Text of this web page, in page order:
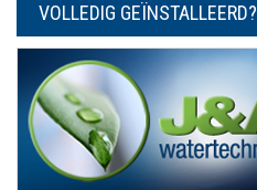
VOLLEDIG GEÏNSTALLEERD?